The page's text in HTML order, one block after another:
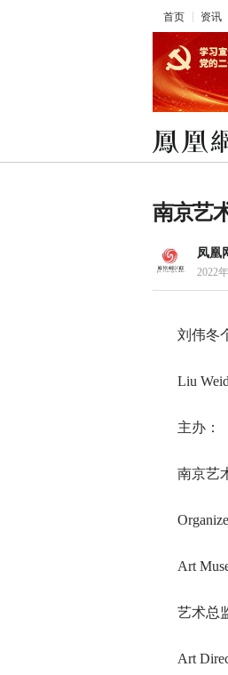
首页 资讯
南京艺
凤凰
2022
刘伟冬
Liu
主办：
南京艺
Art
艺术总
Art